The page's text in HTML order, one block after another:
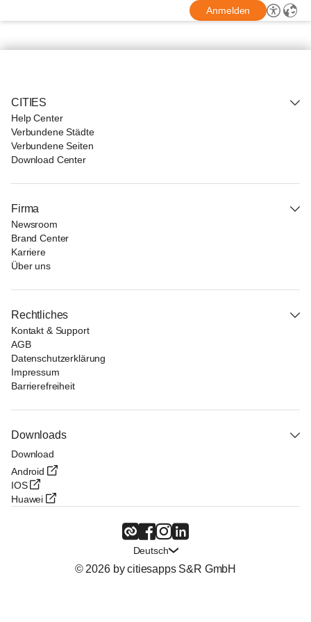
Anmelden
CITIES
Help Center
Verbundene Städte
Verbundene Seiten
Download Center
Firma
Newsroom
Brand Center
Karriere
Über uns
Rechtliches
Kontakt & Support
AGB
Datenschutzerklärung
Impressum
Barrierefreiheit
Downloads
Download
Android
IOS
Huawei
Deutsch
© 2026 by citiesapps S&R GmbH